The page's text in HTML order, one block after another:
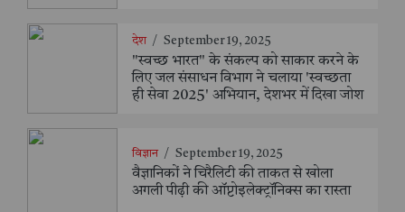
देश / September 19, 2025
"स्वच्छ भारत" के संकल्प को साकार करने के
लिए जल संसाधन विभाग ने चलाया 'स्वच्छता
ही सेवा 2025' अभियान, देशभर में दिखा जोश
विज्ञान / September 19, 2025
वैज्ञानिकों ने चिरैलिटी की ताकत से खोला
अगली पीढ़ी की ऑप्टोइलेक्ट्रॉनिक्स का रास्ता